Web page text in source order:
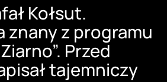
Kołsut.
znany z programu
Przed
tajemniczy